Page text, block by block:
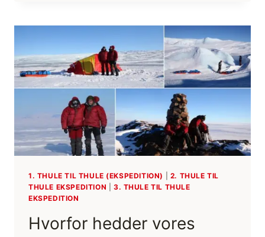
HUNDESLÆDE
[HISTORIEFORTÆLLING]
1. THULE TIL THULE (EKSPEDITION)
2. THULE TIL
THULE EKSPEDITION
3. THULE TIL THULE
EKSPEDITION
Hvorfor hedder vores